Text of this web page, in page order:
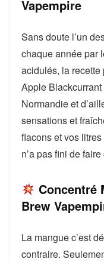
Vapempire
Sans doute l’un
chaque année par
acidulés, la
Apple
Normandie et
sensations et
flacons et vos
n’a pas fini de
Concentré
Brew
La mangue c’est
contraire.